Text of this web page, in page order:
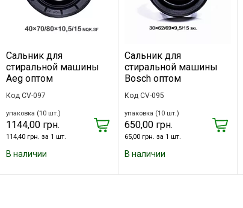
Сальник для
стиральной машины
Aeg оптом
Код CV-097
упаковка (10 шт.)
1144,00 грн.
114,40 грн. за 1 шт.
В наличии
Сальник для
стиральной машины
Bosch оптом
Код CV-095
упаковка (10 шт.)
650,00 грн.
65,00 грн. за 1 шт.
В наличии